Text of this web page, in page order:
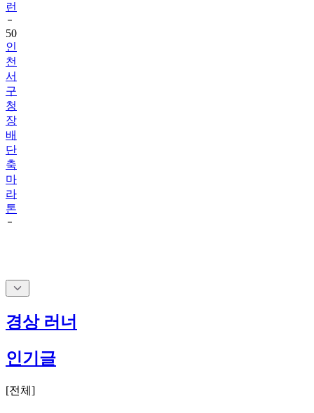
런
50
인
천
서
구
청
장
배
단
축
마
라
톤
경상 러너
인기글
[전체 ]